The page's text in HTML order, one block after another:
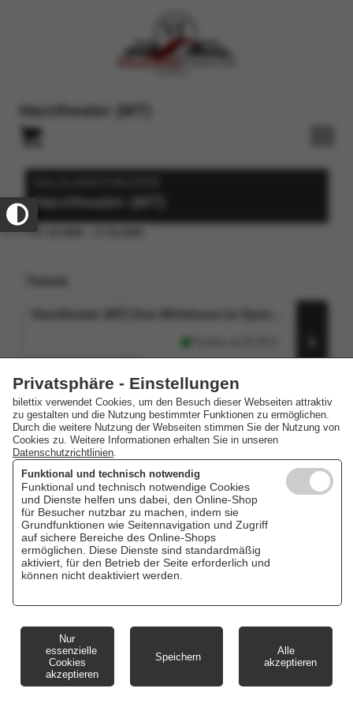
Privatsphäre - Einstellungen
bilettix verwendet Cookies, um den Besuch dieser Webseiten attraktiv
zu gestalten und die Nutzung bestimmter Funktionen zu ermöglichen.
Durch die weitere Nutzung der Webseiten stimmen Sie der Nutzung von
Cookies zu. Weitere Informationen erhalten Sie in unseren
Datenschutzrichtlinien.
Funktional und technisch notwendig
Funktional und technisch notwendige Cookies
und Dienste helfen uns dabei, den Online-Shop
für Besucher nutzbar zu machen, indem sie
Grundfunktionen wie Seitennavigation und Zugriff
auf sichere Bereiche des Online-Shops
ermöglichen. Diese Dienste sind standardmäßig
aktiviert, für den Betrieb der Seite erforderlich und
können nicht deaktiviert werden.
Nur
essenzielle
Cookies
akzeptieren
Speichern
Alle
akzeptieren
Harztheater (MT)
17.10.2026 - 17.10.2026
Harztheater (MT)
Salzlandtheater, Staßfurt
17.10.2026 19:30 Uhr
Cookie Einstellungen AGB